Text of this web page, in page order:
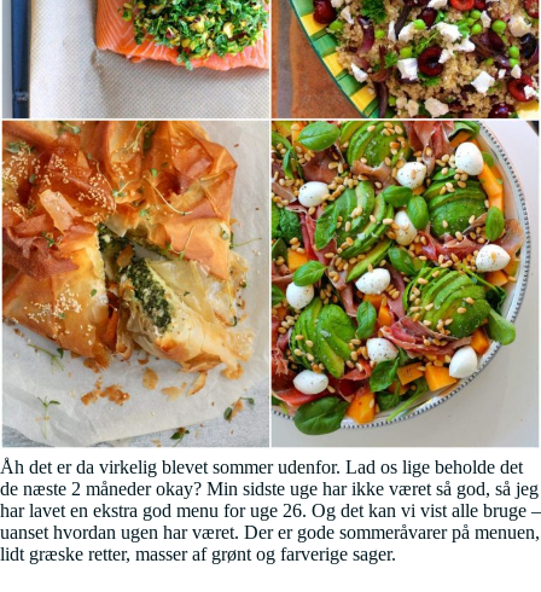
Åh det er da virkelig blevet sommer udenfor. Lad os lige beholde det
de næste 2 måneder okay? Min sidste uge har ikke været så god, så jeg
har lavet en ekstra god menu for uge 26. Og det kan vi vist alle bruge –
uanset hvordan ugen har været. Der er gode sommeråvarer på menuen,
lidt græske retter, masser af grønt og farverige sager.